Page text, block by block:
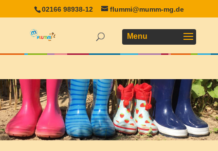
02166 98938-12 flummi@mumm-mg.de